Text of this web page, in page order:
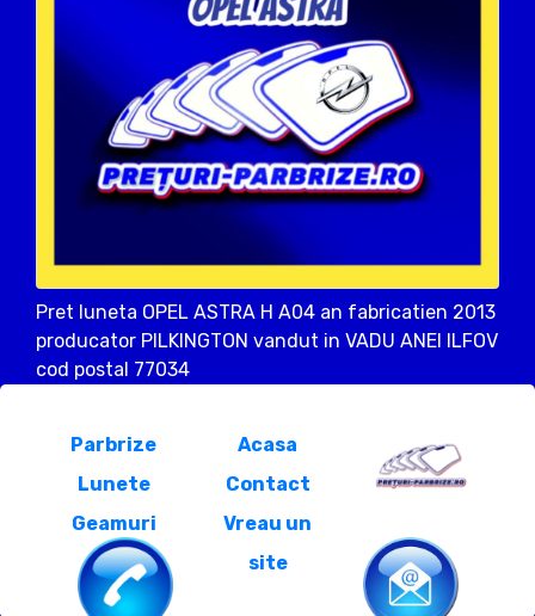
Pret luneta OPEL ASTRA H A04 an fabricatien 2013
producator PILKINGTON vandut in VADU ANEI ILFOV
cod postal 77034
Parbrize
Lunete
Geamuri
Acasa
Contact
Vreau un
site